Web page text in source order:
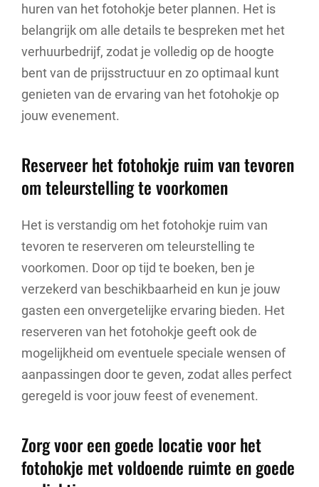
huren van het fotohokje beter plannen. Het is
belangrijk om alle details te bespreken met het
verhuurbedrijf, zodat je volledig op de hoogte
bent van de prijsstructuur en zo optimaal kunt
genieten van de ervaring van het fotohokje op
jouw evenement.
Reserveer het fotohokje ruim van tevoren
om teleurstelling te voorkomen
Het is verstandig om het fotohokje ruim van
tevoren te reserveren om teleurstelling te
voorkomen. Door op tijd te boeken, ben je
verzekerd van beschikbaarheid en kun je jouw
gasten een onvergetelijke ervaring bieden. Het
reserveren van het fotohokje geeft ook de
mogelijkheid om eventuele speciale wensen of
aanpassingen door te geven, zodat alles perfect
geregeld is voor jouw feest of evenement.
Zorg voor een goede locatie voor het
fotohokje met voldoende ruimte en goede